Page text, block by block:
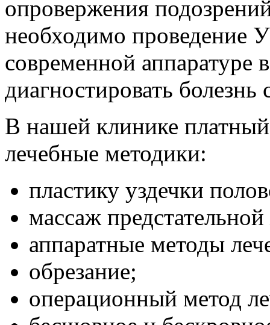
опровержения
необходимо проведение
современной аппаратуре
диагностировать
В нашей клинике
лечебные методики:
пластику уздечки
массаж
аппаратные методы
обрезание;
операционный метод